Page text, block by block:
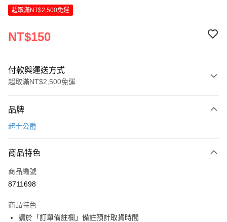
超取滿NT$2,500免運
NT$150
付款與運送方式
超取滿NT$2,500免運
信用卡一次付款
Apple Pay
街口支付
Google Pay
品牌
起士公爵
商品特色
商品編號
8711698
商品特色
請於「訂單備註欄」備註預計取貨時間